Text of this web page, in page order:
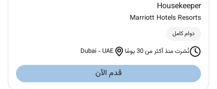
Housekeeper
Marriott Hotels Resorts
دوام كامل
نُشرت منذ أكثر من 30 يومًا Dubai -UAE
قدم الآن